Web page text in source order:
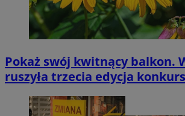
Pokaż swój kwitnący balkon.
ruszyła trzecia edycja